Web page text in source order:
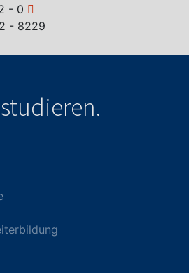
- 0
- 8229